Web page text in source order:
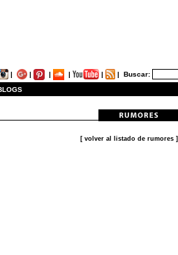
| | | | | | Buscar:
[ volver al listado de rumores ]